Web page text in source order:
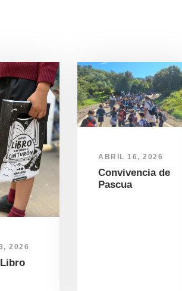
2026
ABRIL 16, 2026
Convivencia de
Pascua